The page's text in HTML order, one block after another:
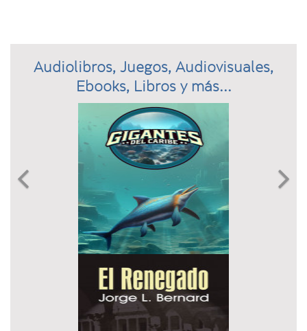
Audiolibros, Juegos, Audiovisuales,
Ebooks, Libros y más...
Previous 